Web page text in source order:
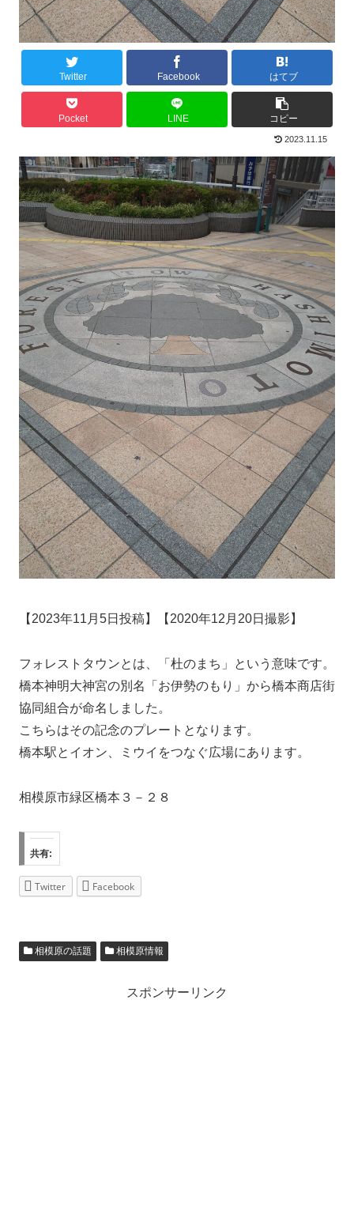
Twitter Facebook はてブ
Pocket LINE コピー
2023.11.15
【2023年11月5日投稿】【2020年12月20日撮影】
フォレストタウンとは、「杜のまち」という意味です。
橋本神明大神宮の別名「お伊勢のもり」から橋本商店街
協同組合が命名しました。
こちらはその記念のプレートとなります。
橋本駅とイオン、ミウイをつなぐ広場にあります。
相模原市緑区橋本３－２８
共有:
Twitter Facebook
相模原の話題 相模原情報
スポンサーリンク